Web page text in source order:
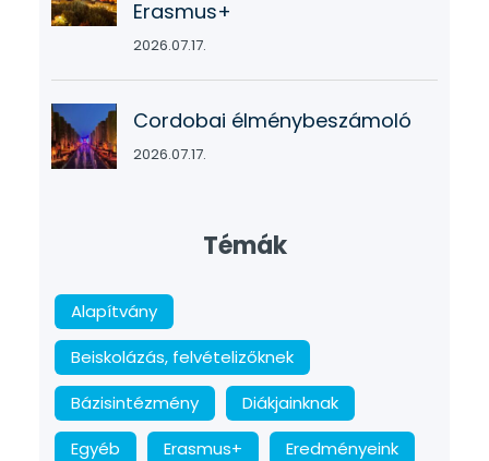
Erasmus+
2026.07.17.
Cordobai élménybeszámoló
2026.07.17.
Témák
Alapítvány
Beiskolázás, felvételizőknek
Bázisintézmény
Diákjainknak
Egyéb
Erasmus+
Eredményeink